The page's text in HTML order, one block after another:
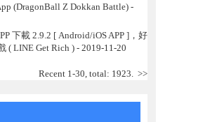
(DragonBall Z Dokkan Battle)-
下載 2.9.2 [ Android/iOS APP ]，好
( LINE Get Rich )- 2019-11-20
Recent 1-30, total: 1923. >>